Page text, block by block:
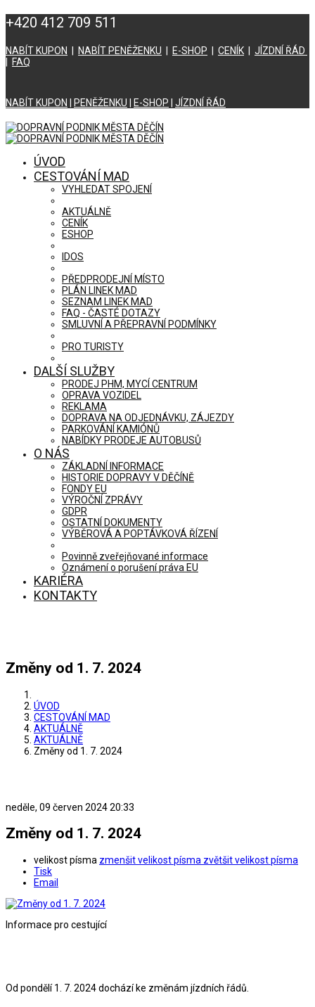
+420 412 709 511
NABÍT KUPON NABÍT PENĚŽENKU E-SHOP CENÍK
JÍZDNÍ ŘÁD
FAQ
NABÍT KUPON PENĚŽENKU E-SHOP JÍZDNÍ ŘÁD
ÚVOD
CESTOVÁNÍ MAD
VYHLEDAT SPOJENÍ
AKTUÁLNĚ
CENÍK
ESHOP
IDOS
PŘEDPRODEJNÍ MÍSTO
PLÁN LINEK MAD
SEZNAM LINEK MAD
FAQ - ČASTÉ DOTAZY
SMLUVNÍ A PŘEPRAVNÍ PODMÍNKY
PRO TURISTY
DALŠÍ SLUŽBY
PRODEJ PHM, MYCÍ CENTRUM
OPRAVA VOZIDEL
REKLAMA
DOPRAVA NA ODJEDNÁVKU, ZÁJEZDY
PARKOVÁNÍ KAMIÓNŮ
NABÍDKY PRODEJE AUTOBUSŮ
O NÁS
ZÁKLADNÍ INFORMACE
HISTORIE DOPRAVY V DĚČÍNĚ
FONDY EU
VÝROČNÍ ZPRÁVY
GDPR
OSTATNÍ DOKUMENTY
VÝBĚROVÁ A POPTÁVKOVÁ ŘÍZENÍ
Povinně zveřejňované informace
Oznámení o porušení práva EU
KARIÉRA
KONTAKTY
Změny od 1. 7. 2024
ÚVOD
CESTOVÁNÍ MAD
AKTUÁLNĚ
AKTUÁLNĚ
Změny od 1. 7. 2024
neděle, 09 červen 2024 20:33
Změny od 1. 7. 2024
velikost písma zmenšit velikost písma zvětšit velikost písma
Tisk
Email
Informace pro cestující
Od pondělí 1. 7. 2024 dochází ke změnám jízdních řádů.